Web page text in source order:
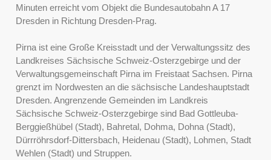
Minuten erreicht vom Objekt die Bundesautobahn A 17
Dresden in Richtung Dresden-Prag.
Pirna ist eine Große Kreisstadt und der Verwaltungssitz des
Landkreises Sächsische Schweiz-Osterzgebirge und der
Verwaltungsgemeinschaft Pirna im Freistaat Sachsen. Pirna
grenzt im Nordwesten an die sächsische Landeshauptstadt
Dresden. Angrenzende Gemeinden im Landkreis
Sächsische Schweiz-Osterzgebirge sind Bad Gottleuba-
Berggießhübel (Stadt), Bahretal, Dohma, Dohna (Stadt),
Dürrröhrsdorf-Dittersbach, Heidenau (Stadt), Lohmen, Stadt
Wehlen (Stadt) und Struppen.